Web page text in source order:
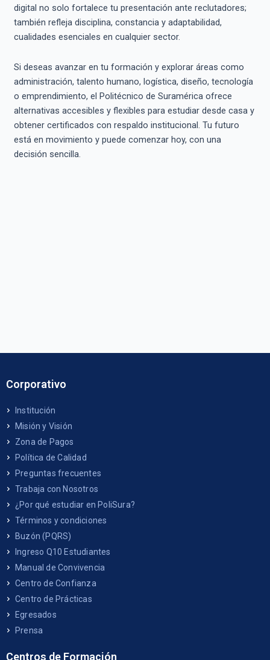
digital no solo fortalece tu presentación ante reclutadores;
también refleja disciplina, constancia y adaptabilidad,
cualidades esenciales en cualquier sector.
Si deseas avanzar en tu formación y explorar áreas como
administración, talento humano, logística, diseño, tecnología
o emprendimiento, el Politécnico de Suramérica ofrece
alternativas accesibles y flexibles para estudiar desde casa y
obtener certificados con respaldo institucional. Tu futuro
está en movimiento y puede comenzar hoy, con una
decisión sencilla.
Corporativo
Institución
Misión y Visión
Zona de Pagos
Política de Calidad
Preguntas frecuentes
Trabaja con Nosotros
¿Por qué estudiar en PoliSura?
Términos y condiciones
Buzón (PQRS)
Ingreso Q10 Estudiantes
Manual de Convivencia
Centro de Confianza
Centro de Prácticas
Egresados
Prensa
Centros de Formación